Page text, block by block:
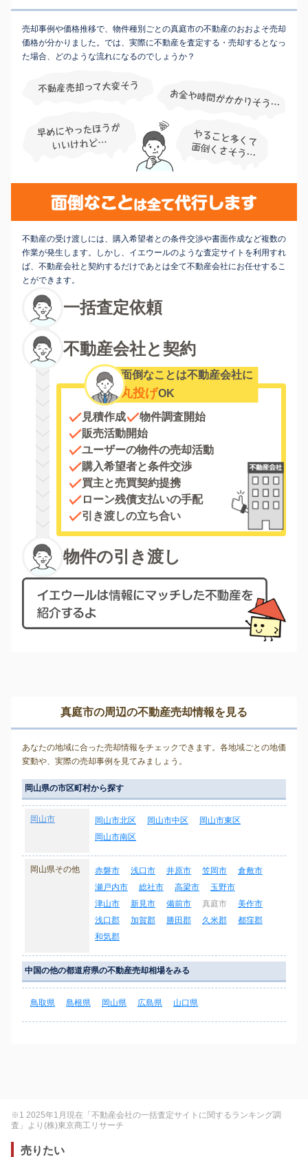
売却事例や価格推移で、物件種別ごとの真庭市の不動産のおおよそ売却
価格が分かりました。では、実際に不動産を査定する・売却するとなっ
た場合、どのような流れになるのでしょうか？
不動産の受け渡しには、購入希望者との条件交渉や書面作成など複数の
作業が発生します。しかし、イエウールのような査定サイトを利用すれ
ば、不動産会社と契約するだけであとは全て不動産会社にお任せするこ
とができます。
一括査定依頼
不動産会社と契約
面倒なことは不動産会社に
丸投げOK
見積作成
物件調査開始
販売活動開始
ユーザーの物件の売却活動
購入希望者と条件交渉
買主と売買契約提携
ローン残債支払いの手配
引き渡しの立ち合い
物件の引き渡し
真庭市の周辺の不動産売却情報を見る
あなたの地域に合った売却情報をチェックできます。各地域ごとの地価
変動や、実際の売却事例を見てみましょう。
岡山県の市区町村から探す
岡山市 岡山市北区 岡山市中区
岡山市東区
岡山市南区
岡山県その他 赤磐市 浅口市 井原市 笠岡市
倉敷市
瀬戸内市
総社市 高梁市
玉野市
津山市
新見市 備前市 真庭市
美作市
浅口郡
加賀郡 勝田郡 久米郡
都窪郡
和気郡
中国の他の都道府県の不動産売却相場をみる
鳥取県 島根県 岡山県 広島県 山口県
※1 2025年1月現在「不動産会社の一括査定サイトに関するランキング調
査」より(株)東京商工リサーチ
売りたい